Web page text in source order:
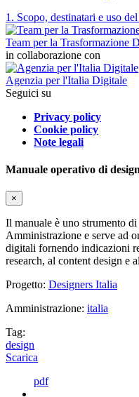
1. Scopo, destinatari e uso
Team per la Trasformazione
in collaborazione con
Agenzia per l'Italia Digitale
Seguici su
Privacy policy
Cookie policy
Note legali
Manuale operativo di design
×
Il manuale è uno strumento
Amministrazione e serve ad
digitali fornendo indicazioni
research, al content design e
Progetto: Designers Italia
Amministrazione: italia
Tag:
design
Scarica
pdf